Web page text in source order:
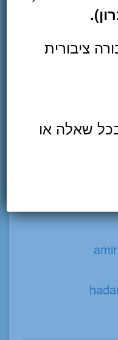
שלי לפעם הבאה
ציבורית
שאלה או